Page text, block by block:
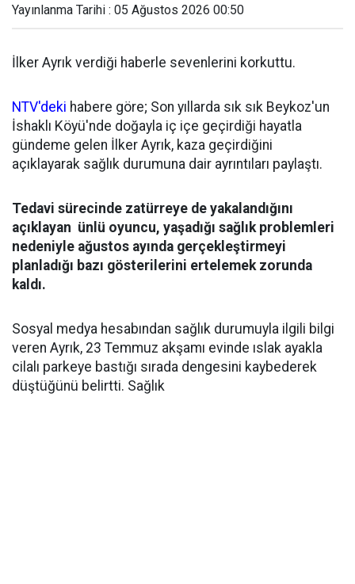
Yayınlanma Tarihi : 05 Ağustos 2026 00:50
İlker Ayrık verdiği haberle sevenlerini korkuttu.
NTV'deki habere göre; Son yıllarda sık sık Beykoz'un
İshaklı Köyü'nde doğayla iç içe geçirdiği hayatla
gündeme gelen İlker Ayrık, kaza geçirdiğini
açıklayarak sağlık durumuna dair ayrıntıları paylaştı.
Tedavi sürecinde zatürreye de yakalandığını
açıklayan ünlü oyuncu, yaşadığı sağlık problemleri
nedeniyle ağustos ayında gerçekleştirmeyi
planladığı bazı gösterilerini ertelemek zorunda
kaldı.
Sosyal medya hesabından sağlık durumuyla ilgili bilgi
veren Ayrık, 23 Temmuz akşamı evinde ıslak ayakla
cilalı parkeye bastığı sırada dengesini kaybederek
düştüğünü belirtti. Sağlık